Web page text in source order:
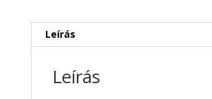
Leírás
Leírás